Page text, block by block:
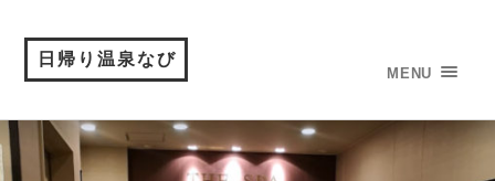
日帰り温泉なび
MENU